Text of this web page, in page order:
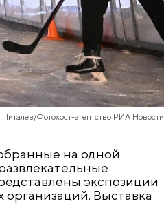
Фотохост-агентство РИА Новости
на одной
экспозиции
Выставка